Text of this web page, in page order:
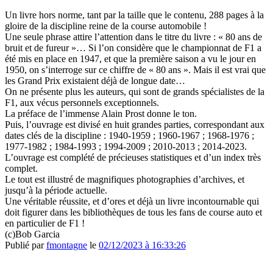
Un livre hors norme, tant par la taille que le contenu, 288 pages à la
gloire de la discipline reine de la course automobile !
Une seule phrase attire l’attention dans le titre du livre : « 80 ans de
bruit et de fureur »… Si l’on considère que le championnat de F1 a
été mis en place en 1947, et que la première saison a vu le jour en
1950, on s’interroge sur ce chiffre de « 80 ans ». Mais il est vrai que
les Grand Prix existaient déjà de longue date…
On ne présente plus les auteurs, qui sont de grands spécialistes de la
F1, aux vécus personnels exceptionnels.
La préface de l’immense Alain Prost donne le ton.
Puis, l’ouvrage est divisé en huit grandes parties, correspondant aux
dates clés de la discipline : 1940-1959 ; 1960-1967 ; 1968-1976 ;
1977-1982 ; 1984-1993 ; 1994-2009 ; 2010-2013 ; 2014-2023.
L’ouvrage est complété de précieuses statistiques et d’un index très
complet.
Le tout est illustré de magnifiques photographies d’archives, et
jusqu’à la période actuelle.
Une véritable réussite, et d’ores et déjà un livre incontournable qui
doit figurer dans les bibliothèques de tous les fans de course auto et
en particulier de F1 !
(c)Bob Garcia
Publié parfmontagne le 02/12/2023 à 16:33:26